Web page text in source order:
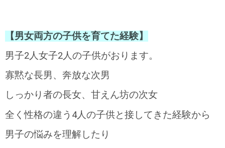
【男女両方の子供を育てた経験】
男子2人女子2人の子供がおります。
寡黙な長男、奔放な次男
しっかり者の長女、甘えん坊の次女
全く性格の違う4人の子供と接してきた経験から
男子の悩みを理解したり